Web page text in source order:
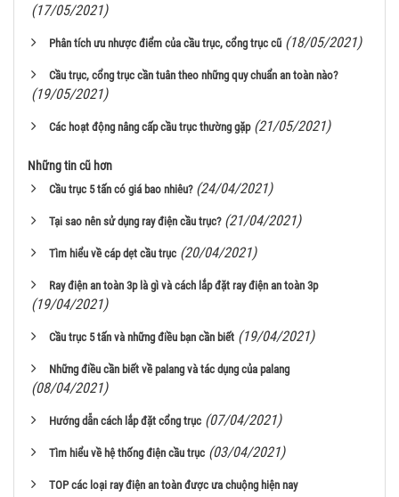
(17/05/2021)
Phân tích ưu nhược điểm của cầu trục, cổng trục cũ (18/05/2021)
Cầu trục, cổng trục cần tuân theo những quy chuẩn an toàn nào?
(19/05/2021)
Các hoạt động nâng cấp cầu trục thường gặp (21/05/2021)
Những tin cũ hơn
Cầu trục 5 tấn có giá bao nhiêu? (24/04/2021)
Tại sao nên sử dụng ray điện cầu trục? (21/04/2021)
Tìm hiểu về cáp dẹt cầu trục (20/04/2021)
Ray điện an toàn 3p là gì và cách lắp đặt ray điện an toàn 3p
(19/04/2021)
Cầu trục 5 tấn và những điều bạn cần biết (19/04/2021)
Những điều cần biết về palang và tác dụng của palang
(08/04/2021)
Hướng dẫn cách lắp đặt cổng trục (07/04/2021)
Tìm hiểu về hệ thống điện cầu trục (03/04/2021)
TOP các loại ray điện an toàn được ưa chuộng hiện nay